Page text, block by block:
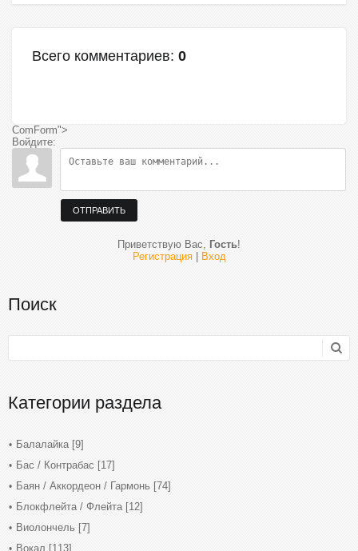
Всего комментариев: 0
ComForm">
Войдите:
ОТПРАВИТЬ
Приветствую Вас, Гость!
Регистрация| Вход
Поиск
Категории раздела
Балалайка [9]
Бас / Контрабас [17]
Баян / Аккордеон / Гармонь [74]
Блокфлейта / Флейта [12]
Виолончель [7]
Вокал [113]